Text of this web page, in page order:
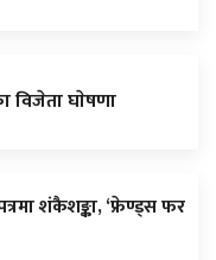
विजेता घाेषणा
शंकैशङ्का, ‘फ्रेण्ड्स फर